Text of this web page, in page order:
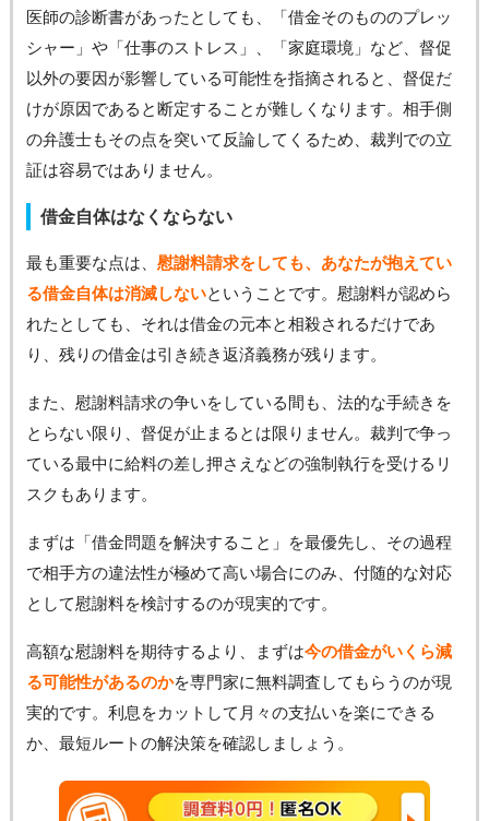
医師の診断書があったとしても、「借金そのもののプレッ
シャー」や「仕事のストレス」、「家庭環境」など、督促
以外の要因が影響している可能性を指摘されると、督促だ
けが原因であると断定することが難しくなります。相手側
の弁護士もその点を突いて反論してくるため、裁判での立
証は容易ではありません。
借金自体はなくならない
最も重要な点は、 慰謝料請求をしても、あなたが抱えてい
る借金自体は消滅しないということです。慰謝料が認めら
れたとしても、それは借金の元本と相殺されるだけであ
り、残りの借金は引き続き返済義務が残ります。
また、慰謝料請求の争いをしている間も、法的な手続きを
とらない限り、督促が止まるとは限りません。裁判で争っ
ている最中に給料の差し押さえなどの強制執行を受けるリ
スクもあります。
まずは「借金問題を解決すること」を最優先し、その過程
で相手方の違法性が極めて高い場合にのみ、付随的な対応
として慰謝料を検討するのが現実的です。
高額な慰謝料を期待するより、まずは今の借金がいくら減
る可能性があるのかを専門家に無料調査してもらうのが現
実的です。利息をカットして月々の支払いを楽にできる
か、最短ルートの解決策を確認しましょう。